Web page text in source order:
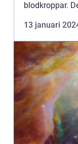
blodkroppar.
välkända och
13 januari